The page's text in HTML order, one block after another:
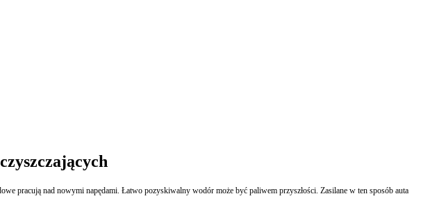
pracują nad nowymi napędami. Łatwo pozyskiwalny wodór może być paliwem przyszłości. Zasilane w ten sposób auta